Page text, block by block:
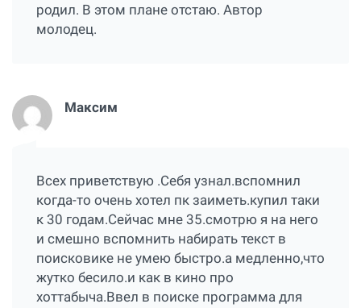
родил. В этом плане отстаю. Автор
молодец.
Максим
Всех приветствую .Себя узнал.вспомнил
когда-то очень хотел пк заиметь.купил таки
к 30 годам.Сейчас мне 35.смотрю я на него
и смешно вспомнить набирать текст в
поисковике не умею быстро.а медленно,что
жутко бесило.и как в кино про
хоттабыча.Ввел в поиске программа для